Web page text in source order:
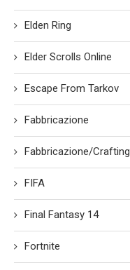
Elden Ring
Elder Scrolls Online
Escape From Tarkov
Fabbricazione
Fabbricazione/Crafting
FIFA
Final Fantasy 14
Fortnite